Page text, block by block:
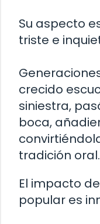
Su aspecto
triste e
crecido
siniestra,
boca,
tradición oral.
El impacto
popular es